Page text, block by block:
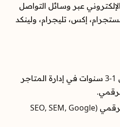
عبر وسائل التواصل
إكس، تليجرام، ولينكد
خبرة عملية تتراوح بين 1-3 سنوات في إدارة المتاجر
إتقان أدوات التسويق الرقمي (SEO, SEM, Google